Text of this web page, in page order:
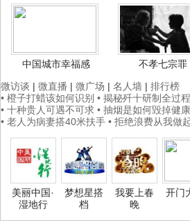
中国城市幸福感
不孝七宗罪
微访谈 | 微直播 | 微广场 | 名人墙 | 排行榜
• 橙子打蜡该如何识别 • 揭秘歼十研制全过程
• 十种贵人可遇不可求 • 抽烟是如何毁掉健康
• 老人为病妻搭40米扶手 • 拒绝浪费从我做
美丽中国·
湿地行
梦想星搭
档
我要上春
晚
开门